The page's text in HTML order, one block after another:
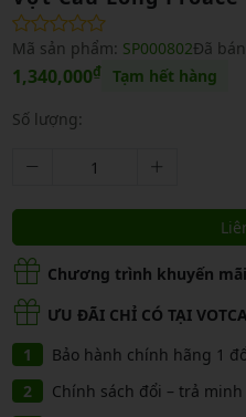
Mã sản phẩm: SP000802Đã
1,340,000₫ Tạm hết hàng
Số lượng:
Chương trình khuyến
ƯU ĐÃI CHỈ CÓ TẠI
Bảo hành chính hãng 1
Chính sách đổi – trả